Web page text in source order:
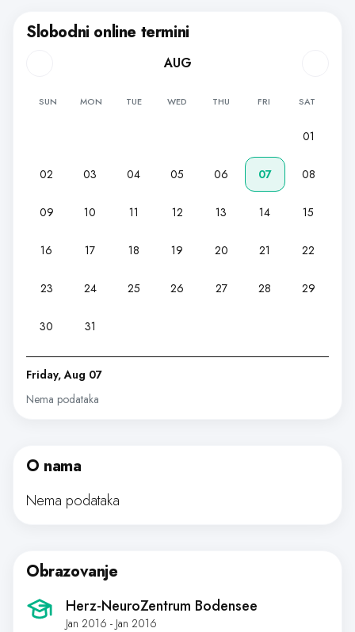
Slobodni online termini
AUG
SUN MON TUE WED THU FRI SAT
01
02 03 04 05 06 07 08
09 10 11 12 13 14 15
16 17 18 19 20 21 22
23 24 25 26 27 28 29
30 31
Friday, Aug 07
Nema podataka
O nama
Nema podataka
Obrazovanje
Herz-NeuroZentrum Bodensee
Jan 2016 - Jan 2016